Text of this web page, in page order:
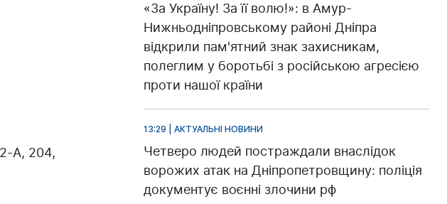
А, 204,
«За Україну! За її волю!»: в Амур-
Нижньодніпровському районі Дніпра
відкрили пам'ятний знак захисникам,
полеглим у боротьбі з російською агресією
проти нашої країни
13:29 | АКТУАЛЬНІ НОВИНИ
Четверо людей постраждали внаслідок
ворожих атак на Дніпропетровщину: поліція
документує воєнні злочини рф